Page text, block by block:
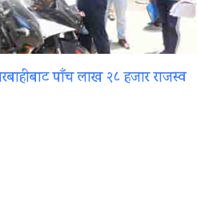
पाँच लाख २८ हजार राजस्व